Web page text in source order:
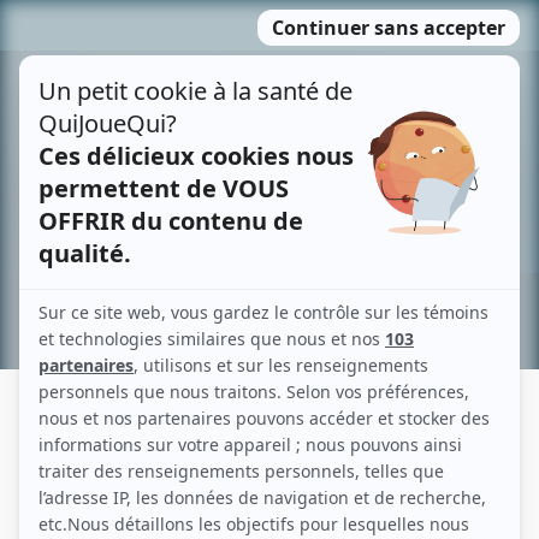
MENU
contenu
Recherche avancée »
JUDITH CITRNOVICZ
Liens
Fiche de Judith Citrnovicz sur Showbizz.net